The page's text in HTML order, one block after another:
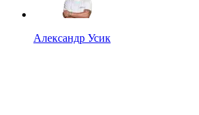
Александр Усик